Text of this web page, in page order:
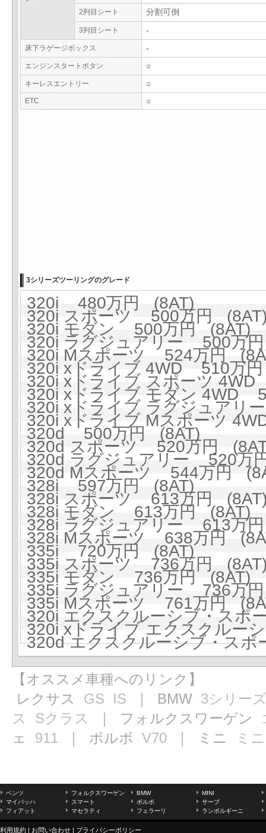
2列目シート
分割可倒
3列目シート -
床下ラゲージボックス -
エンジンスタートボタン ○
キーレスエントリー ○
ETC ○
3シリーズツーリングのグレード
320i 480万円 (8AT)
320i スポーツ 500万円
320i モダン 500万円 (8AT)
320i ラグジュアリー 500万
320i Mスポーツ 524万円
320i xドライブ 4WD 510万
320i xドライブ スポーツ
320i xドライブ モダン 4WD
320i xドライブ ラグジュア
320i xドライブ Mスポーツ
320d 500万円 (8AT)
320d スポーツ 520万円
320d ラグジュアリー 520万
320d Mスポーツ 544万円
328i 597万円 (8AT)
328i スポーツ 613万円
328i モダン 613万円 (8AT)
328i ラグジュアリー 613万
328i Mスポーツ 638万円
335i 720万円 (8AT)
335i スポーツ 736万円
335i モダン 736万円 (8AT)
335i ラグジュアリー 736万
335i Mスポーツ 761万円
320i エクスクルーシブ・ス
320i xドライブ エクスクルー
320d エクスクルーシブ・ス
【オススメ車種へのリンク】
レクサス GS IS ｜ BMW 3シリー
ス
Sクラス ｜ フォルクスワーゲン
ェ 911 ｜ ボルボ V70 ｜ ミニ ミニ
ベンツ フォルクスワーゲン BMW
MINI
マイバッハ
スマート ボルボ
サーブ
フィアット
マセラティ フェラーリ ランボルギーニ
利用規約 | お問い合わせ | プライバシーポリシー